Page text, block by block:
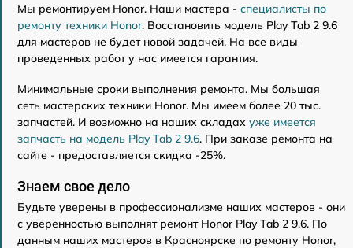
Мы ремонтируем Honor. Наши мастера - специалисты по
ремонту техники Honor. Восстановить модель Play Tab 2 9.6
для мастеров не будет новой задачей. На все виды
проведенных работ у нас имеется гарантия.
Минимальные сроки выполнения ремонта. Мы большая
сеть мастерских техники Honor. Мы имеем более 20 тыс.
запчастей. И возможно на наших складах уже имеется
запчасть на модель Play Tab 2 9.6. При заказе ремонта на
сайте - предоставляется скидка -25%.
Знаем свое дело
Будьте уверены в профессионализме наших мастеров - они
с уверенностью выполнят ремонт Honor Play Tab 2 9.6. По
данным наших мастеров в Красноярске по ремонту Honor,